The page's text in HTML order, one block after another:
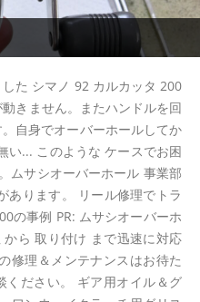
た シマノ 92 カルカッタ 200
きません。またハンドルを回
自身でオーバーホールしてか
い... このような ケースでお困
ムサシオーバーホール 事業部
あります。 リール修理でトラ
の事例 PR: ムサシオーバーホ
ら 取り付け まで迅速に対応
修理＆メンテナンスはお待た
ください。 ギア用オイル＆グ